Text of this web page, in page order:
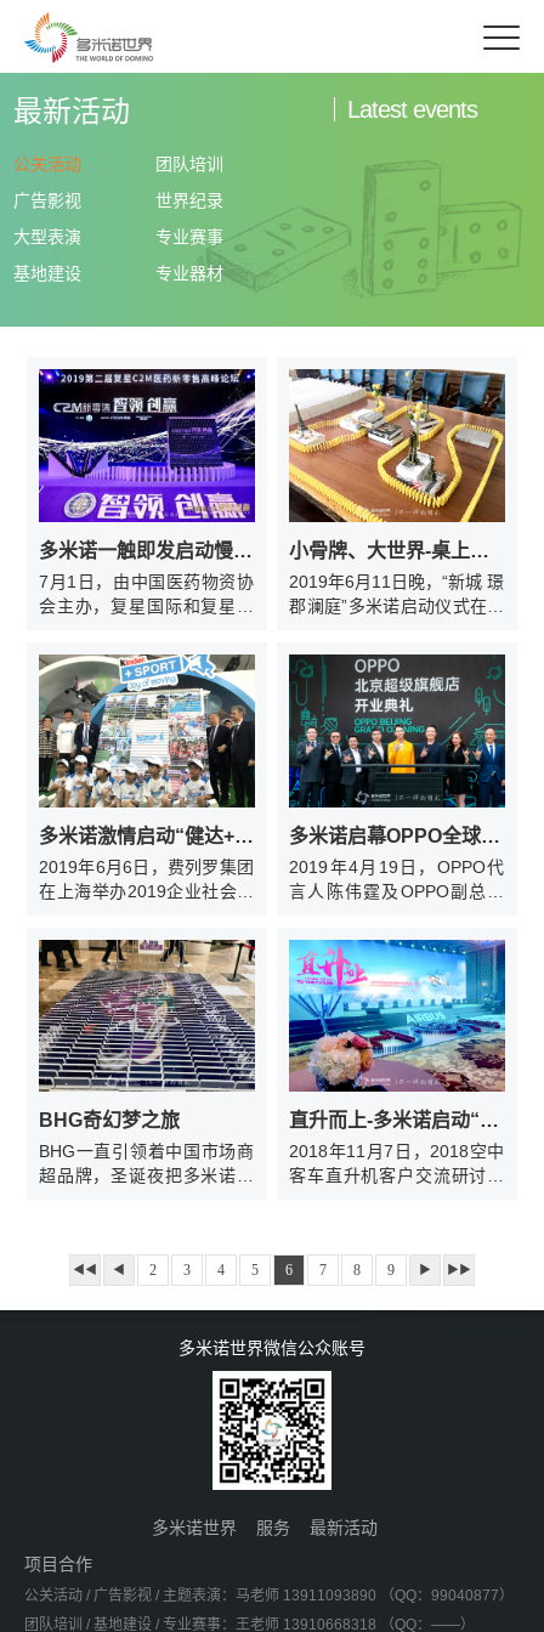
最新活动
公关活动
团队培训
广告影视
世界纪录
大型表演
专业赛事
基地建设
专业器材
Latest events
多米诺一触即发启动慢病管理学院项目
7月1日，由中国医药物资协
会主办，复星国际和复星医
复星C2M医药新零售高峰论
坛在上海成功召开。由多米
诺世界团队设计实施的多米
诺骨牌启动仪式成为了当天
活动的亮点，瀑布般倾泻的
骨牌，预祝该项目从2019年
持续到2022年，通过门店面
对面、讲座、媒体传播服
务，服务中国慢病患者的计
划顺利进行。
小骨牌、大世界-桌上多米诺启动“新城 璟郡澜庭”项目
2019年6月11日晚，“新城 璟
郡澜庭”多米诺启动仪式在上
地制宜，设计了别致的桌上
多米诺启动仪式；骨牌启
动，围绕主题画面四周蜿蜒
前行，伴随着现场的惊呼
声，“新城 璟郡澜庭”主画面
成功呈现。
多米诺激情启动“健达+运动”校园运动季
2019年6月6日，费列罗集团
在上海举办2019企业社会责
的责任之旅”主题展览启幕仪
式。发布会现场，由多米诺
世界团队设计实施的新一季
“健达+运动”校园运动季多米
诺启动仪式隆重举行。意大
利驻华大使谢国谊(Ettore
Francesco Sequi)阁下、中
国人民外交学会名誉会长,前
中国外交部部长李肇星阁
下、上海市浦东新区商务委
员会主任辛雅琴、中国足球
De Felip)，作为启动嘉宾，
共同出席了启动仪式。
多米诺启幕OPPO全球第三家超级旗舰店
2019年4月19日，OPPO代
言人陈伟霆及OPPO副总裁
第三家超级旗舰店的开业典
礼，并共同启动了由多米诺
世界团队搭建的多米诺装
置，吸引了现场众多关注。
BHG奇幻梦之旅
BHG一直引领着中国市场商
超品牌，圣诞夜把多米诺与
米诺的启动不绝于耳。
直升而上-多米诺启动“2018空中客车直升机客户交流研讨会”
2018年11月7日，2018空中
客车直升机客户交流研讨会
为主题的多米诺启动仪式。
◀◀ ◀ 2 3 4 5 6 7 8 9 ▶ ▶▶
多米诺世界微信公众账号
多米诺世界 服务
最新活动
项目合作
公关活动 / 广告影视 / 主题表演：马老师 13911093890 （QQ：99040877）
团队培训 / 基地建设 / 专业赛事：王老师 13910668318 （QQ：——）